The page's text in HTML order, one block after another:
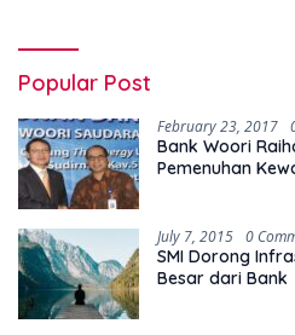
Popular Post
February 23, 2017
Bank Woori
Pemenuhan
July 7, 2015 0
SMI Dorong
Besar dari Bank